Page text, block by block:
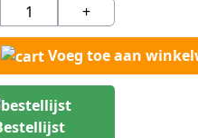
+
Voeg toe aan